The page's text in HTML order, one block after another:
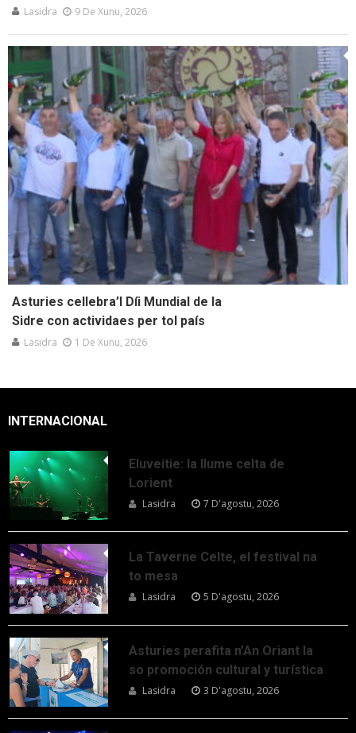
Lasidra 9 De Xunu, 2026
Asturies cellebra’l Díi Mundial de la
Sidre con actividaes per tol país
Lasidra 1 De Xunu, 2026
INTERNACIONAL
Eluveitie: la llume celta de
Lorient
Lasidra 7 D'agostu, 2026
La Taverne Celte, el festival na
to mesa
Lasidra 5 D'agostu, 2026
Asturies perafita n’An Oriant la
so promoción cultural y turística
Lasidra 3 D'agostu, 2026